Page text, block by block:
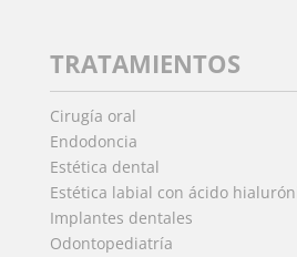
TRATAMIENTOS
Cirugía oral
Endodoncia
Estética dental
Estética labial con ácido
Implantes dentales
Odontopediatría